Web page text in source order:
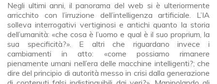
Negli ultimi anni, il panorama del web si è ulteriormente
arricchito con l’irruzione dell’intelligenza artificiale. L’IA
solleva interrogativi vertiginosi e antichi quanto la storia
dell’umanità: «che cosa è l’uomo e qual è il suo proprium, la
sua specificità?». E altri che riguardano invece i
cambiamenti in atto: «come possiamo rimanere
pienamente umani nell’era delle macchine intelligenti?; che
dire del principio di autorità messo in crisi dalla generazione